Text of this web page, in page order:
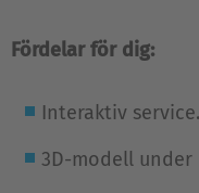
Fördelar för dig:
Interaktiv service.
3D-modell under